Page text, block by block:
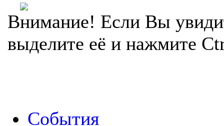
Внимание! Если Вы
выделите её и нажмите
События